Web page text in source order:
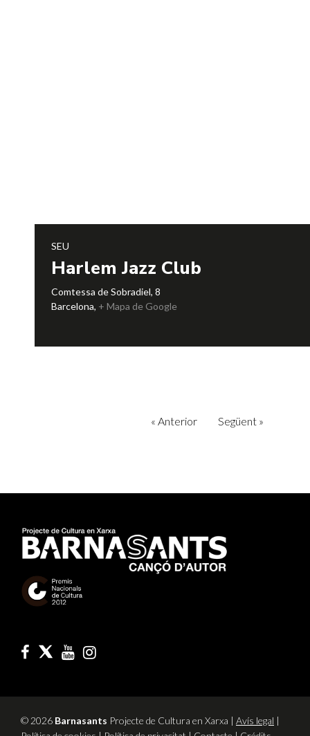
SEU
Harlem Jazz Club
Comtessa de Sobradiel, 8
Barcelona, + Mapa de Google
« Anterior Següent »
© 2026 Barnasants Projecte de Cultura en Xarxa | Avís legal |